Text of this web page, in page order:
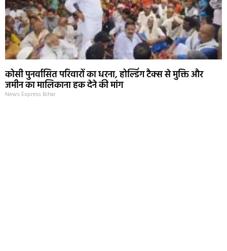
कोसी पुनर्वासित परिवारों का धरना, होल्डिंग टैक्स से मुक्ति और
जमीन का मालिकाना हक देने की मांग
News Express Bihar